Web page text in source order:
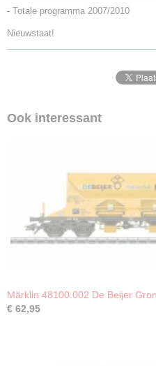
- Totale programma 2007/2010
Nieuwstaat!
Ook interessant
Märklin 48100.002 De Beijer
€ 62,95